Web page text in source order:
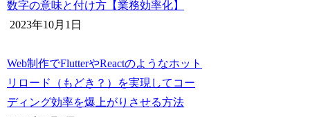
数字の意味と付け方【業務効率化】
2023年10月1日
Web制作でFlutterやReactのようなホット
リロード（もどき？）を実現してコー
ディング効率を爆上がりさせる方法